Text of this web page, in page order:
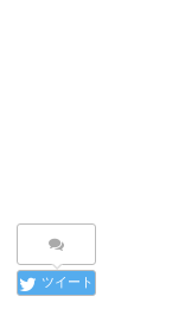
ツイート